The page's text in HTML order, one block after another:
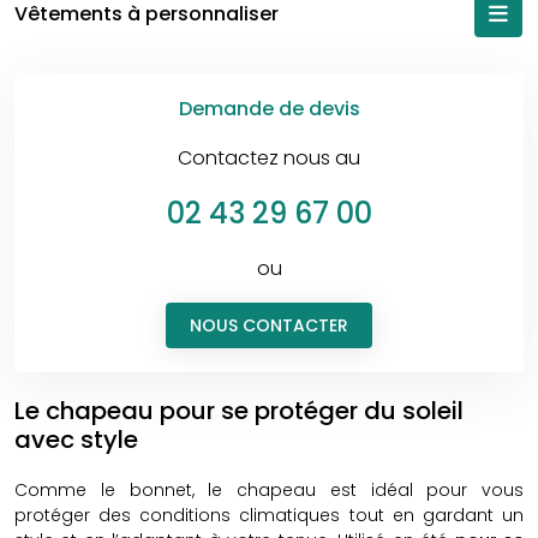
Vêtements à personnaliser
Demande de devis
Contactez nous au
02 43 29 67 00
ou
NOUS CONTACTER
Le chapeau pour se protéger du soleil
avec style
Comme le bonnet, le chapeau est idéal pour vous
protéger des conditions climatiques tout en gardant un